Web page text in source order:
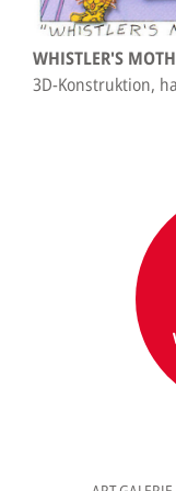
WHISTLER'S
3D-Konstruktion,